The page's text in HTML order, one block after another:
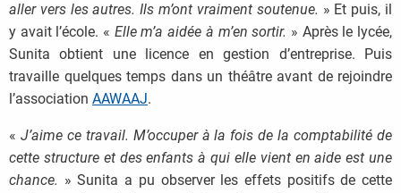
aller vers les autres. Ils m’ont vraiment soutenue. » Et puis, il
y avait l’école. « Elle m’a aidée à m’en sortir. » Après le lycée,
Sunita obtient une licence en gestion d’entreprise. Puis
travaille quelques temps dans un théâtre avant de rejoindre
l’association AAWAAJ.
« J’aime ce travail. M’occuper à la fois de la comptabilité de
cette structure et des enfants à qui elle vient en aide est une
chance. » Sunita a pu observer les effets positifs de cette